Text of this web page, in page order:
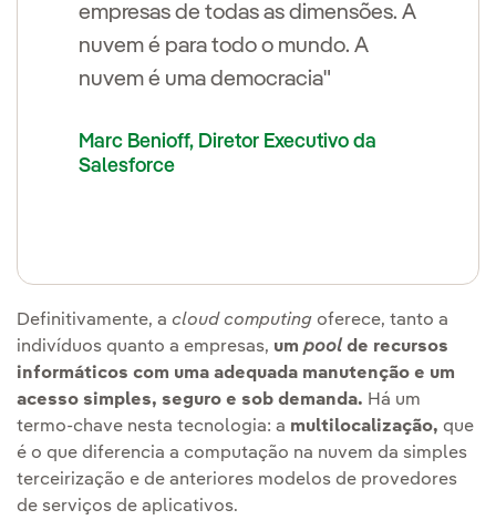
empresas de todas as dimensões. A
nuvem é para todo o mundo. A
nuvem é uma democracia"
Marc Benioff, Diretor Executivo da
Salesforce
Definitivamente, a cloud computing oferece, tanto a
indivíduos quanto a empresas, um pool de recursos
informáticos com uma adequada manutenção e um
acesso simples, seguro e sob demanda. Há um
termo-chave nesta tecnologia: a multilocalização, que
é o que diferencia a computação na nuvem da simples
terceirização e de anteriores modelos de provedores
de serviços de aplicativos.